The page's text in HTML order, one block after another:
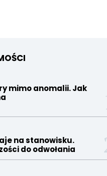
mimo anomalii. Jak
na stanowisku.
do odwołania